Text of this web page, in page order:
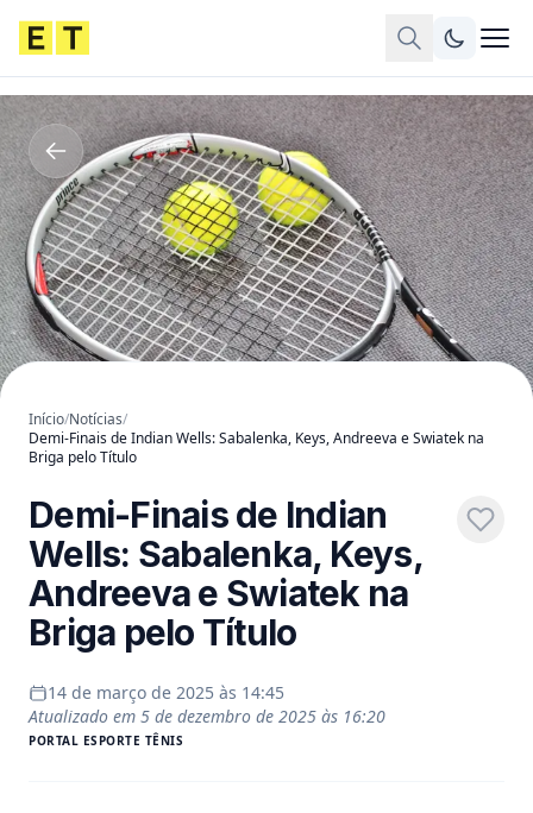
Início/Notícias/
Demi-Finais de Indian Wells: Sabalenka, Keys, Andreeva e Swiatek na
Briga pelo Título
Demi-Finais de Indian
Wells: Sabalenka, Keys,
Andreeva e Swiatek na
Briga pelo Título
14 de março de 2025 às 14:45
Atualizado em 5 de dezembro de 2025 às 16:20
PORTAL ESPORTE TÊNIS